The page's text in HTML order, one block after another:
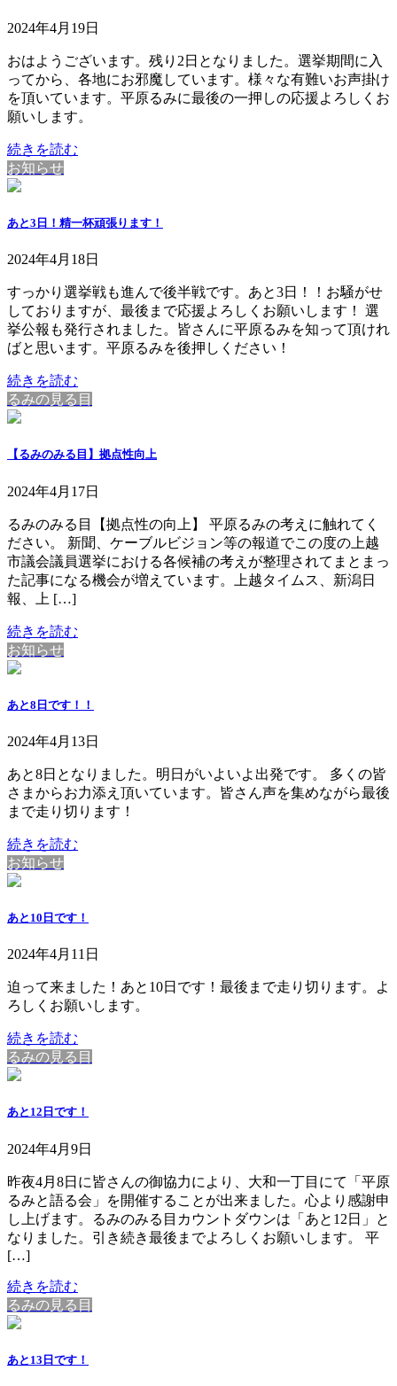
2024年4月19日
おはようございます。残り2日となりました。選挙期間に入
ってから、各地にお邪魔しています。様々な有難いお声掛け
を頂いています。平原るみに最後の一押しの応援よろしくお
願いします。
続きを読む
お知らせ
あと3日！精一杯頑張ります！
2024年4月18日
すっかり選挙戦も進んで後半戦です。あと3日！！お騒がせ
しておりますが、最後まで応援よろしくお願いします！ 選
挙公報も発行されました。皆さんに平原るみを知って頂けれ
ばと思います。平原るみを後押しください！
続きを読む
るみの見る目
【るみのみる目】拠点性向上
2024年4月17日
るみのみる目【拠点性の向上】 平原るみの考えに触れてく
ださい。 新聞、ケーブルビジョン等の報道でこの度の上越
市議会議員選挙における各候補の考えが整理されてまとまっ
た記事になる機会が増えています。上越タイムス、新潟日
報、上 […]
続きを読む
お知らせ
あと8日です！！
2024年4月13日
あと8日となりました。明日がいよいよ出発です。 多くの皆
さまからお力添え頂いています。皆さん声を集めながら最後
まで走り切ります！
続きを読む
お知らせ
あと10日です！
2024年4月11日
迫って来ました！あと10日です！最後まで走り切ります。よ
ろしくお願いします。
続きを読む
るみの見る目
あと12日です！
2024年4月9日
昨夜4月8日に皆さんの御協力により、大和一丁目にて「平原
るみと語る会」を開催することが出来ました。心より感謝申
し上げます。るみのみる目カウントダウンは「あと12日」と
なりました。引き続き最後までよろしくお願いします。 平
[…]
続きを読む
るみの見る目
あと13日です！